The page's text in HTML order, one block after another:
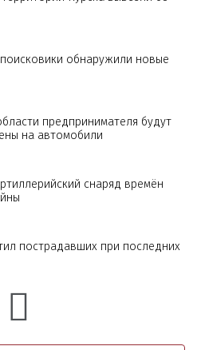
обнаружили новые
предпринимателя будут
на автомобили
снаряд времён
пострадавших при последних